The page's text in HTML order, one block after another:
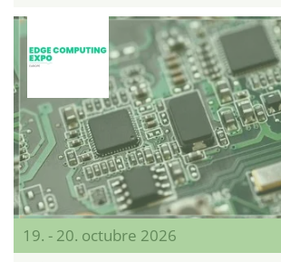
19. - 20. octubre 2026